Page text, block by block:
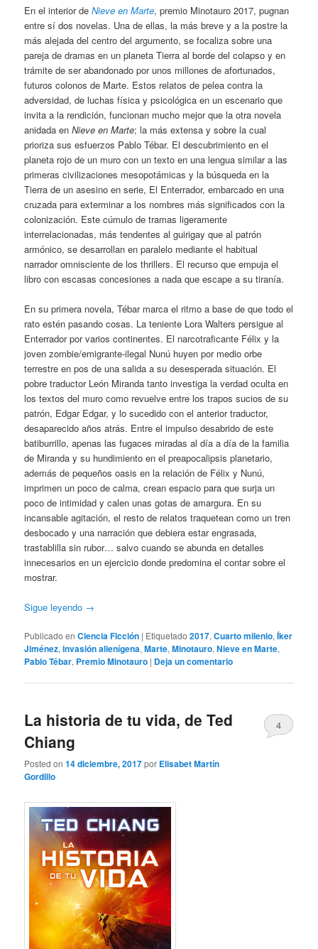
En el interior deNieve en Marte, premio Minotauro 2017, pugnan
entre sí dos novelas. Una de ellas, la más breve y a la postre la
más alejada del centro del argumento, se focaliza sobre una
pareja de dramas en un planeta Tierra al borde del colapso y en
trámite de ser abandonado por unos millones de afortunados,
futuros colonos de Marte. Estos relatos de pelea contra la
adversidad, de luchas física y psicológica en un escenario que
invita a la rendición, funcionan mucho mejor que la otra novela
anidada enNieve en Marte; la más extensa y sobre la cual
prioriza sus esfuerzos Pablo Tébar. El descubrimiento en el
planeta rojo de un muro con un texto en una lengua similar a las
primeras civilizaciones mesopotámicas y la búsqueda en la
Tierra de un asesino en serie, El Enterrador, embarcado en una
cruzada para exterminar a los nombres más significados con la
colonización. Este cúmulo de tramas ligeramente
interrelacionadas, más tendentes al guirigay que al patrón
armónico, se desarrollan en paralelo mediante el habitual
narrador omnisciente de los thrillers. El recurso que empuja el
libro con escasas concesiones a nada que escape a su tiranía.
En su primera novela, Tébar marca el ritmo a base de que todo el
rato estén pasando cosas. La teniente Lora Walters persigue al
Enterrador por varios continentes. El narcotraficante Félix y la
joven zombie/emigrante-ilegal Nunú huyen por medio orbe
terrestre en pos de una salida a su desesperada situación. El
pobre traductor León Miranda tanto investiga la verdad oculta en
los textos del muro como revuelve entre los trapos sucios de su
patrón, Edgar Edgar, y lo sucedido con el anterior traductor,
desaparecido años atrás. Entre el impulso desabrido de este
batiburrillo, apenas las fugaces miradas al día a día de la familia
de Miranda y su hundimiento en el preapocalipsis planetario,
además de pequeños oasis en la relación de Félix y Nunú,
imprimen un poco de calma, crean espacio para que surja un
poco de intimidad y calen unas gotas de amargura. En su
incansable agitación, el resto de relatos traquetean como un tren
desbocado y una narración que debiera estar engrasada,
trastablilla sin rubor… salvo cuando se abunda en detalles
innecesarios en un ejercicio donde predomina el contar sobre el
mostrar.
Sigue leyendo →
Publicado en Ciencia Ficción | Etiquetado 2017,Cuarto milenio,Íker
Jiménez,invasión alienígena,Marte,Minotauro,Nieve en Marte,
Pablo Tébar, Premio Minotauro | Deja un comentario
La historia de tu vida, de Ted
Chiang
Posted on14 diciembre, 2017por Elisabet Martín
Gordillo
4